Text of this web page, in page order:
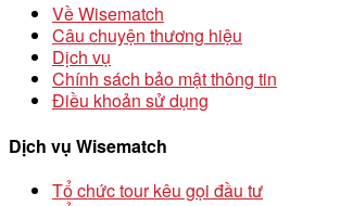
Về Wisematch
Câu chuyện thương hiệu
Dịch vụ
Chính sách bảo mật thông tin
Điều khoản sử dụng
Dịch vụ Wisematch
Tổ chức tour kêu gọi đầu tư